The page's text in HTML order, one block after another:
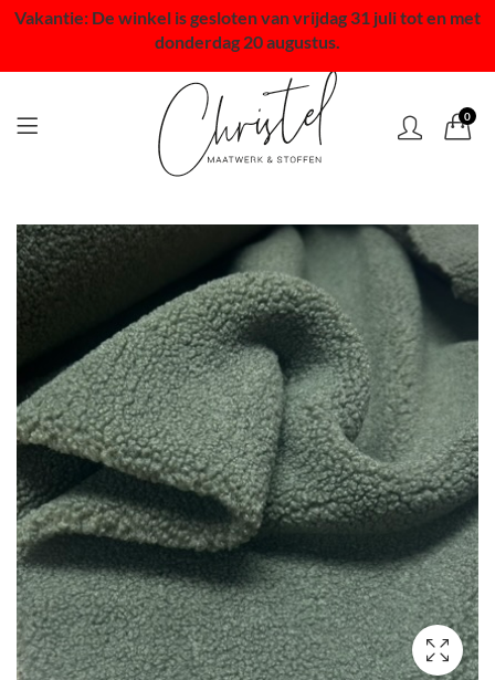
Vakantie: De winkel is gesloten van vrijdag 31 juli tot en met
donderdag 20 augustus.
0